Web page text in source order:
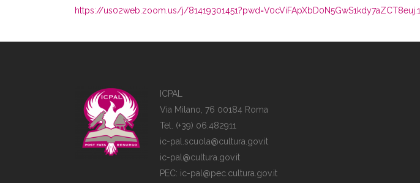
https://us02web.zoom.us/j/81419301451?pwd=V0cViFApXbD0N5GwS1kdy7aZCT8euj.1
ICPAL
Via Milano, 76 00184 Roma
Tel. (+39) 06.482911
ic-pal.scuola@cultura.gov.it
ic-pal@cultura.gov.it
PEC: ic-pal@pec.cultura.gov.it